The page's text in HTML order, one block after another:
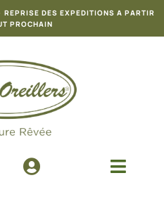
REPRISE DES EXPEDITIONS A PARTIR
PROCHAIN